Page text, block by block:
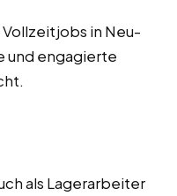
in Neu-
und engagierte
als Lagerarbeiter